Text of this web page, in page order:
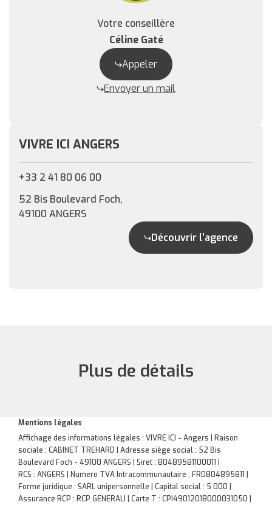
Votre conseillère
Céline Gaté
Appeler
Envoyer un mail
VIVRE ICI ANGERS
+33 2 41 80 06 00
52 Bis Boulevard Foch,
49100 ANGERS
Découvrir l'agence
Plus de détails
Mentions légales
Affichage des informations légales : VIVRE ICI - Angers | Raison
sociale : CABINET TREHARD | Adresse siège social : 52 Bis
Boulevard Foch - 49100 ANGERS | Siret : 80489581100011 |
RCS : ANGERS | Numero TVA Intracommunautaire : FR0804895811 |
Forme juridique : SARL unipersonnelle | Capital social : 5 000 |
Assurance RCP : RCP GENERALI | Carte T : CPI49012018000031050 |